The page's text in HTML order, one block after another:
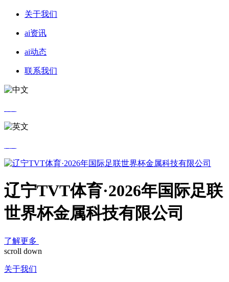
关于我们
ai资讯
ai动态
联系我们
辽宁TVT体育·2026年国际足联
世界杯金属科技有限公司
了解更多
scroll down
关于我们